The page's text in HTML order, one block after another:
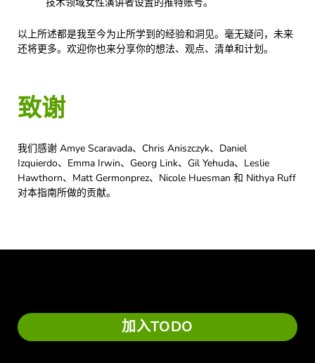
以上所述都是我至今为止所学到的经验和洞见。毫无疑问，未来
还将更多。欢迎你也来分享你的想法、观点、清单和计划。
致谢
我们感谢 Amye Scaravada、Chris Aniszczyk、Daniel
Izquierdo、Emma Irwin、Georg Link、Gil Yehuda、Leslie
Hawthorn、Matt Germonprez、Nicole Huesman 和 Nithya Ruff
对本指南所做的贡献。
加入TODO